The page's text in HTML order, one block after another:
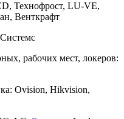
Технофрост, LU-VE,
Венткрафт
рабочих мест, локеров:
Ovision, Hikvision,